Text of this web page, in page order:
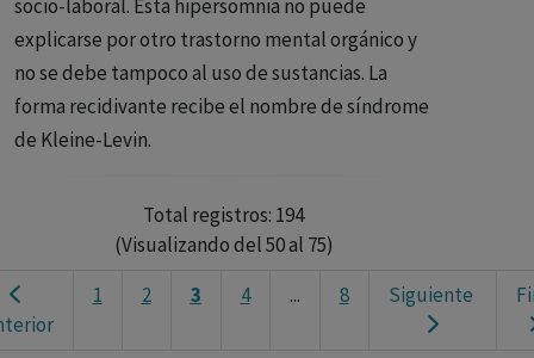
socio-laboral. Esta hipersomnia no puede
explicarse por otro trastorno mental orgánico y
no se debe tampoco al uso de sustancias. La
forma recidivante recibe el nombre de síndrome
de Kleine-Levin.
Total registros: 194
(Visualizando del 50 al 75)
1 2 3 4 ... 8 Siguiente